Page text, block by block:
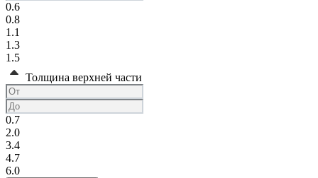
0.6
0.8
1.1
1.3
1.5
Толщина верхней части
0.7
2.0
3.4
4.7
6.0